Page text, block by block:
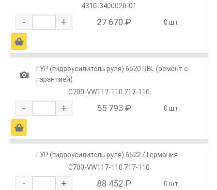
4310-3400020-01
- + 27 670 ₽ 0 шт.
Ä
1
ГУР (гидроусилитель руля) 6520 RBL (ремонт с
гарантией)
C700-VW117-110 717-110
- + 55 793 ₽ 0 шт.
Ä
ГУР (гидроусилитель руля) 6522 / Германия
С700-VW117-110 717-110
- + 88 452 ₽ 0 шт.